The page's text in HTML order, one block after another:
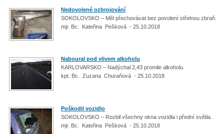
Nedovolené ozbrojování
SOKOLOVSKO – Měl přechovávat bez povolení střelnou zbraň.
mjr. Bc. Kateřina Pešková - 25.10.2018
Naboural pod vlivem alkoholu
KARLOVARSKO – Nadýchal 2,43 promile alkoholu.
kpt. Bc. Zuzana Churaňová - 25.10.2018
Poškodil vozidlo
SOKOLOVSKO – Rozbil všechny okna vozidla i přední světla.
mjr. Bc. Kateřina Pešková - 25.10.2018